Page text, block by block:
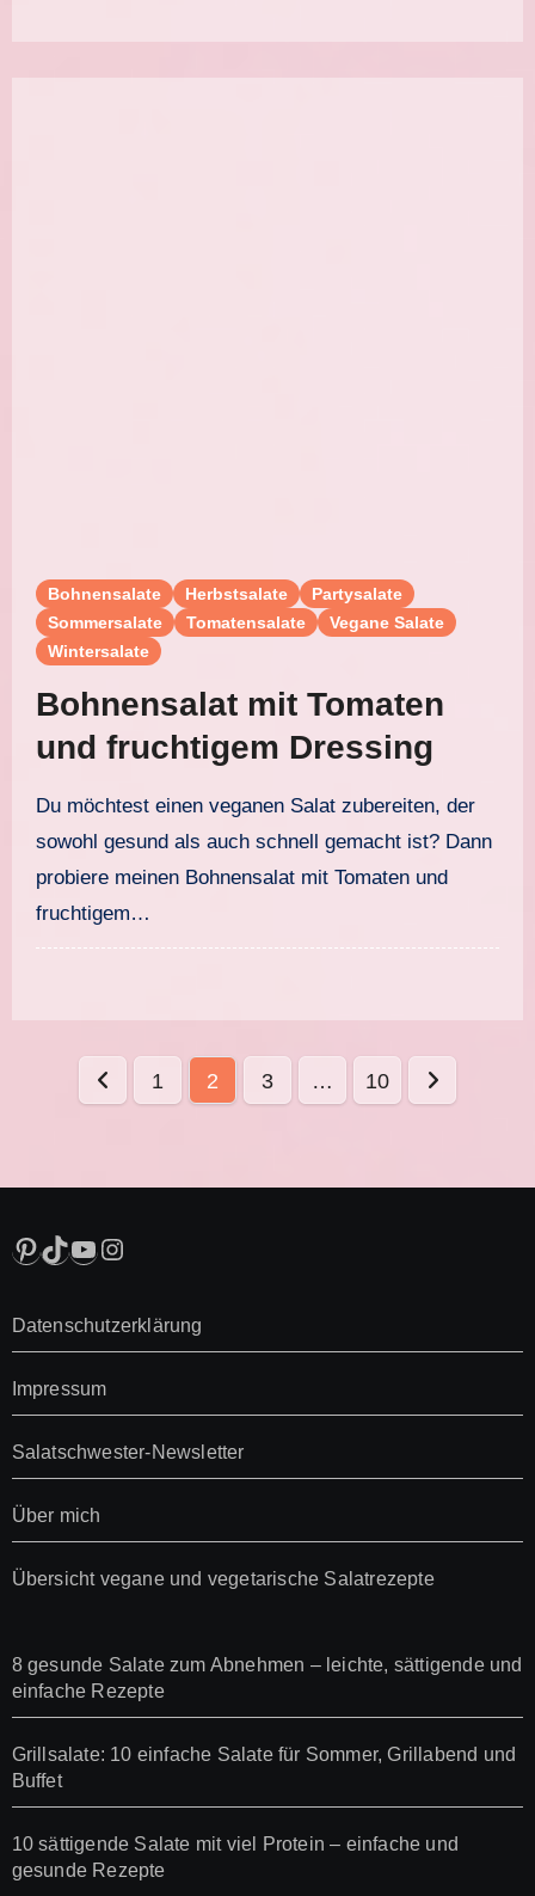
Bohnensalate Herbstsalate
Partysalate
Sommersalate
Tomatensalate
Vegane Salate
Wintersalate
Bohnensalat mit Tomaten
und fruchtigem Dressing
Du möchtest einen veganen Salat zubereiten, der
sowohl gesund als auch schnell gemacht ist? Dann
probiere meinen Bohnensalat mit Tomaten und
fruchtigem…
Seitennummerierung
Beiträge
1 2 3 … 10
Pinterest
TikTok
YouTube
Instagram
Datenschutzerklärung
Impressum
Salatschwester-Newsletter
Über mich
Übersicht vegane und vegetarische Salatrezepte
8 gesunde Salate zum Abnehmen – leichte, sättigende und
einfache Rezepte
Grillsalate: 10 einfache Salate für Sommer, Grillabend und
Buffet
10 sättigende Salate mit viel Protein – einfache und
gesunde Rezepte